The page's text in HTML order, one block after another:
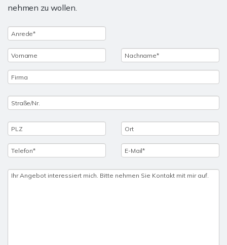
nehmen zu wollen.